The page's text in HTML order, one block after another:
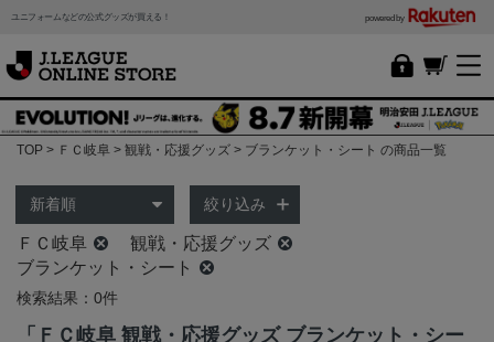
ユニフォームなどの公式グッズが買える！ powered by
TOP ＦＣ岐阜 観戦・応援グッズ ブランケット・シート の商品一覧
絞り込み
ＦＣ岐阜
観戦・応援グッズ
ブランケット・シート
検索結果：0件
「ＦＣ岐阜 観戦・応援グッズ ブランケット・シー